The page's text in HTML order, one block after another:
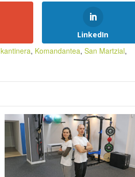
LinkedIn
kantinera, Komandantea, San Martzial,